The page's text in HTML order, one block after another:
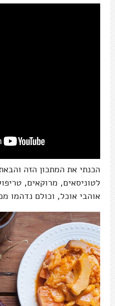
הכנתי את המתכון הזה
לטוניסאים, מרוקאים,
אוהבי אוכל, וכולם נדהמו